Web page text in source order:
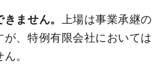
ません。 上場は事業承継の
、特例有限会社においては
。